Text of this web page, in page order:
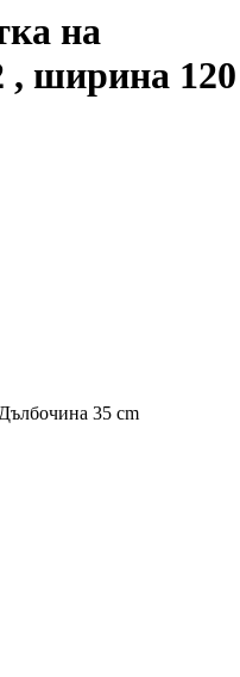
на
, ширина 120
Дълбочина 35 cm